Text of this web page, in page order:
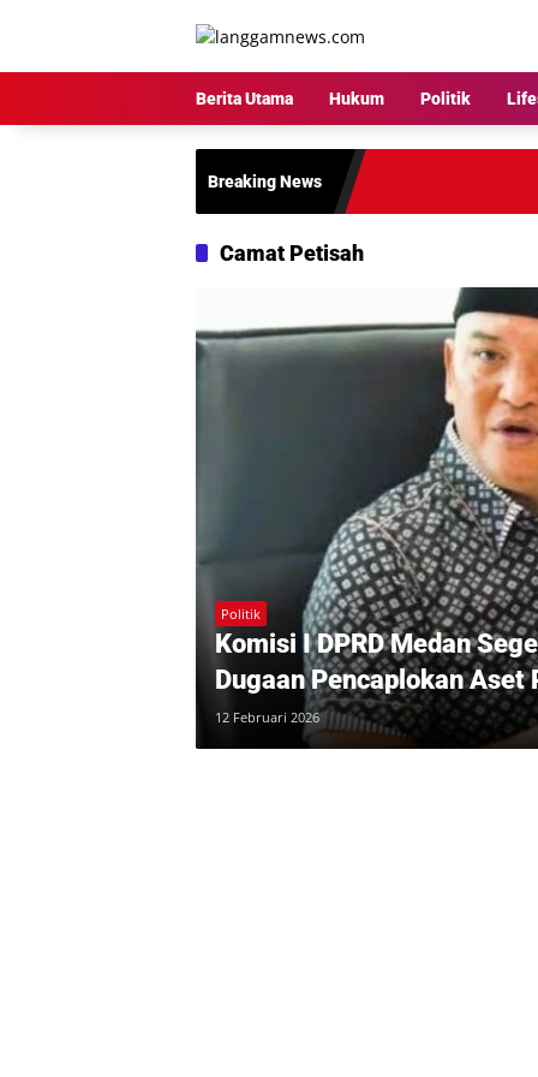
Berita Utama Hukum Politik
Breaking News
Camat Petisah
Politik
Komisi I DPRD Medan
Dugaan Pencaplokan Aset
12 Februari 2026